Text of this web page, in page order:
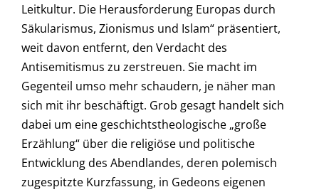
Leitkultur. Die Herausforderung Europas durch
Säkularismus, Zionismus und Islam“ präsentiert,
weit davon entfernt, den Verdacht des
Antisemitismus zu zerstreuen. Sie macht im
Gegenteil umso mehr schaudern, je näher man
sich mit ihr beschäftigt. Grob gesagt handelt sich
dabei um eine geschichtstheologische „große
Erzählung“ über die religiöse und politische
Entwicklung des Abendlandes, deren polemisch
zugespitzte Kurzfassung, in Gedeons eigenen